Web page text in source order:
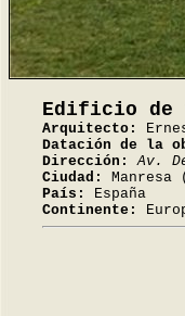
Edificio de
Arquitecto:
Datación de la
Dirección:
Av.
Ciudad:
País:
España
Continente: